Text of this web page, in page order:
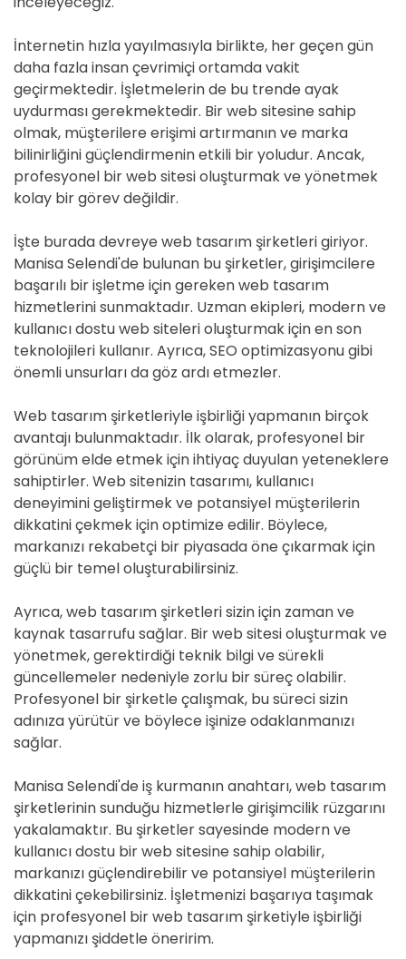
İnternetin hızla yayılmasıyla birlikte, her geçen gün
daha fazla insan çevrimiçi ortamda vakit
geçirmektedir. İşletmelerin de bu trende ayak
uydurması gerekmektedir. Bir web sitesine sahip
olmak, müşterilere erişimi artırmanın ve marka
bilinirliğini güçlendirmenin etkili bir yoludur. Ancak,
profesyonel bir web sitesi oluşturmak ve yönetmek
kolay bir görev değildir.
İşte burada devreye web tasarım şirketleri giriyor.
Manisa Selendi'de bulunan bu şirketler, girişimcilere
başarılı bir işletme için gereken web tasarım
hizmetlerini sunmaktadır. Uzman ekipleri, modern ve
kullanıcı dostu web siteleri oluşturmak için en son
teknolojileri kullanır. Ayrıca, SEO optimizasyonu gibi
önemli unsurları da göz ardı etmezler.
Web tasarım şirketleriyle işbirliği yapmanın birçok
avantajı bulunmaktadır. İlk olarak, profesyonel bir
görünüm elde etmek için ihtiyaç duyulan yeteneklere
sahiptirler. Web sitenizin tasarımı, kullanıcı
deneyimini geliştirmek ve potansiyel müşterilerin
dikkatini çekmek için optimize edilir. Böylece,
markanızı rekabetçi bir piyasada öne çıkarmak için
güçlü bir temel oluşturabilirsiniz.
Ayrıca, web tasarım şirketleri sizin için zaman ve
kaynak tasarrufu sağlar. Bir web sitesi oluşturmak ve
yönetmek, gerektirdiği teknik bilgi ve sürekli
güncellemeler nedeniyle zorlu bir süreç olabilir.
Profesyonel bir şirketle çalışmak, bu süreci sizin
adınıza yürütür ve böylece işinize odaklanmanızı
sağlar.
Manisa Selendi'de iş kurmanın anahtarı, web tasarım
şirketlerinin sunduğu hizmetlerle girişimcilik rüzgarını
yakalamaktır. Bu şirketler sayesinde modern ve
kullanıcı dostu bir web sitesine sahip olabilir,
markanızı güçlendirebilir ve potansiyel müşterilerin
dikkatini çekebilirsiniz. İşletmenizi başarıya taşımak
için profesyonel bir web tasarım şirketiyle işbirliği
yapmanızı şiddetle öneririm.